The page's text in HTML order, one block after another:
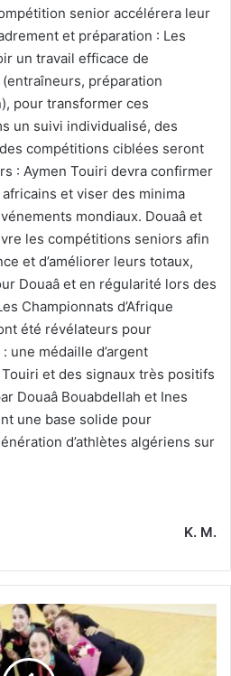
senior accélérera leur
et préparation : Les
un travail efficace de
préparation
pour transformer ces
un suivi individualisé, des
compétitions ciblées seront
: Aymen Touiri devra confirmer
et viser des minima
mondiaux. Douaâ et
les compétitions seniors afin
et d’améliorer leurs totaux,
Douaâ et en régularité lors des
Championnats d’Afrique
été révélateurs pour
une médaille d’argent
et des signaux très positifs
Douaâ Bouabdellah et Ines
une base solide pour
d’athlètes algériens sur
K. M.